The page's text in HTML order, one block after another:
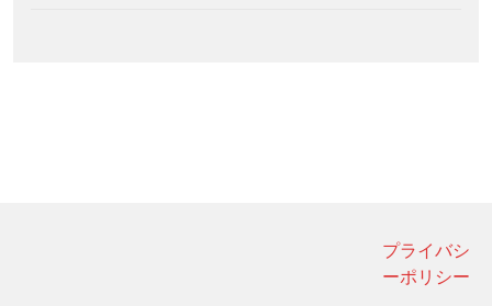
プライバシ
ーポリシー